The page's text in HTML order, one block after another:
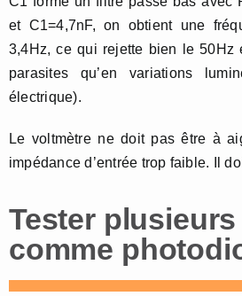
et C1=4,7nF, on obtient une
3,4Hz, ce qui rejette bien le 50Hz
parasites qu’en variations
électrique).
Le voltmètre ne doit pas être à
impédance d’entrée trop faible. Il
Tester plusieurs
comme